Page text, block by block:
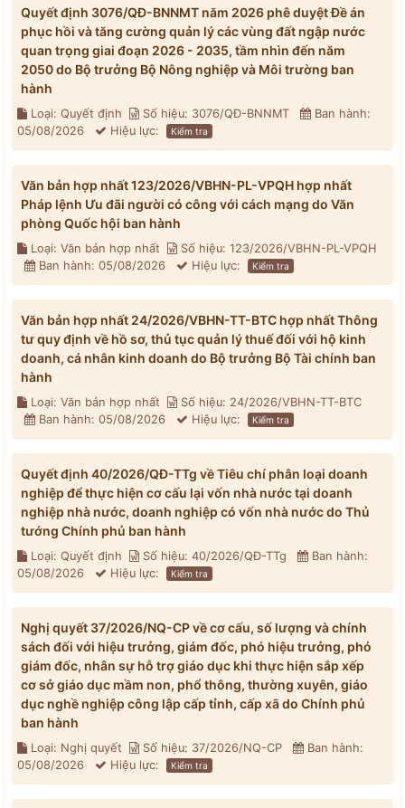
Quyết định 3076/QĐ-BNNMT năm 2026 phê duyệt Đề án
phục hồi và tăng cường quản lý các vùng đất ngập nước
quan trọng giai đoạn 2026 - 2035, tầm nhìn đến năm
2050 do Bộ trưởng Bộ Nông nghiệp và Môi trường ban
hành
Loại: Quyết định Số hiệu: 3076/QĐ-BNNMT
Ban hành:
05/08/2026
Hiệu lực: Kiểm tra
Văn bản hợp nhất 123/2026/VBHN-PL-VPQH hợp nhất
Pháp lệnh Ưu đãi người có công với cách mạng do Văn
phòng Quốc hội ban hành
Loại: Văn bản hợp nhất
Số hiệu: 123/2026/VBHN-PL-VPQH
Ban hành: 05/08/2026
Hiệu lực: Kiểm tra
Văn bản hợp nhất 24/2026/VBHN-TT-BTC hợp nhất Thông
tư quy định về hồ sơ, thủ tục quản lý thuế đối với hộ kinh
doanh, cá nhân kinh doanh do Bộ trưởng Bộ Tài chính ban
hành
Loại: Văn bản hợp nhất
Số hiệu: 24/2026/VBHN-TT-BTC
Ban hành: 05/08/2026
Hiệu lực: Kiểm tra
Quyết định 40/2026/QĐ-TTg về Tiêu chí phân loại doanh
nghiệp để thực hiện cơ cấu lại vốn nhà nước tại doanh
nghiệp nhà nước, doanh nghiệp có vốn nhà nước do Thủ
tướng Chính phủ ban hành
Loại: Quyết định Số hiệu: 40/2026/QĐ-TTg
Ban hành:
05/08/2026
Hiệu lực: Kiểm tra
Nghị quyết 37/2026/NQ-CP về cơ cấu, số lượng và chính
sách đối với hiệu trưởng, giám đốc, phó hiệu trưởng, phó
giám đốc, nhân sự hỗ trợ giáo dục khi thực hiện sắp xếp
cơ sở giáo dục mầm non, phổ thông, thường xuyên, giáo
dục nghề nghiệp công lập cấp tỉnh, cấp xã do Chính phủ
ban hành
Loại: Nghị quyết Số hiệu: 37/2026/NQ-CP
Ban hành:
05/08/2026
Hiệu lực: Kiểm tra